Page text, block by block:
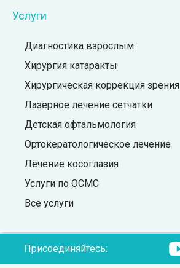
Услуги
Диагностика взрослым
Хирургия катаракты
Хирургическая коррекция зрения
Лазерное лечение сетчатки
Детская офтальмология
Ортокератологическое лечение
Лечение косоглазия
Услуги по ОСМС
Все услуги
Присоединяйтесь: